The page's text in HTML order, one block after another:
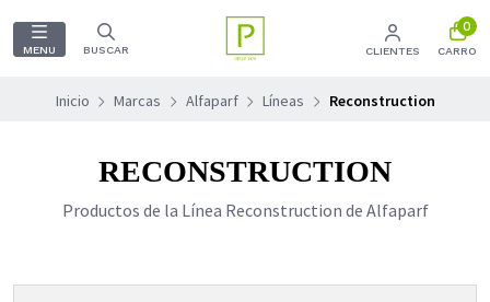
MENU BUSCAR CLIENTES
0
CARRO
Inicio Marcas Alfaparf Líneas Reconstruction
RECONSTRUCTION
Productos de la Línea Reconstruction de Alfaparf